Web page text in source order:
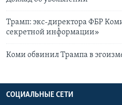
Трамп: экс-директора ФБР
секретной информации»
Коми обвинил Трампа в
СОЦИАЛЬНЫЕ СЕТИ